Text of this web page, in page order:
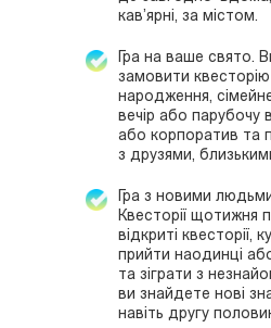
кав’ярні, за містом.
Гра на ваше свято.
замовити
народження,
вечір або парубочу
або корпоратив та
з друзями,
Гра з новими
Квесторії щотижня
відкриті квесторії,
прийти наодинці
та зіграти з
ви знайдете нові
навіть другу